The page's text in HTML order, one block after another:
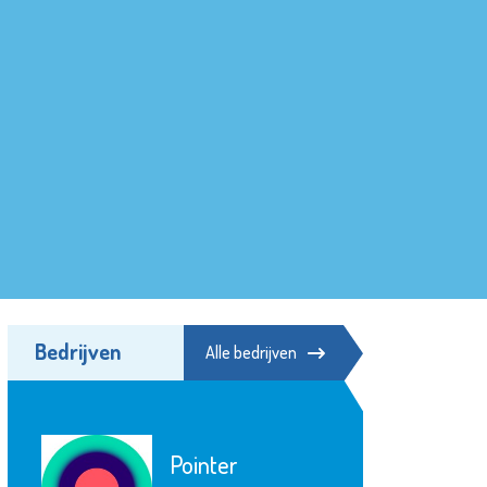
Bedrijven Alle bedrijven
Pointer